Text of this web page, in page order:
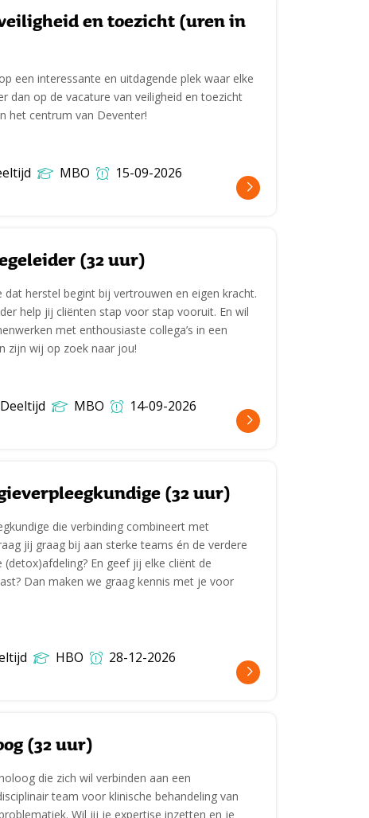
en toezicht (uren in
een interessante en uitdagende plek waar elke
dan op de vacature van veiligheid en toezicht
het centrum van Deventer!
MBO 15-09-2026
(32 uur)
dat herstel begint bij vertrouwen en eigen kracht.
help jij cliënten stap voor stap vooruit. En wil
met enthousiaste collega’s in een
zijn wij op zoek naar jou!
Deeltijd MBO 14-09-2026
(32 uur)
die verbinding combineert met
jij graag bij aan sterke teams én de verdere
En geef jij elke cliënt de
Dan maken we graag kennis met je voor
HBO 28-12-2026
(32 uur)
die zich wil verbinden aan een
team voor klinische behandeling van
Wil jij je expertise inzetten en je